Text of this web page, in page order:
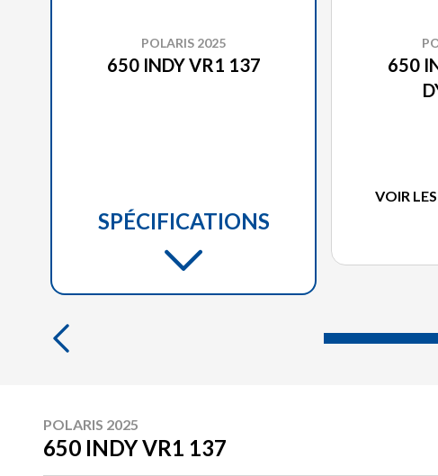
POLARIS 2025
650 INDY VR1 137
SPÉCIFICATIONS
650
VOIR
POLARIS 2025
650 INDY VR1 137